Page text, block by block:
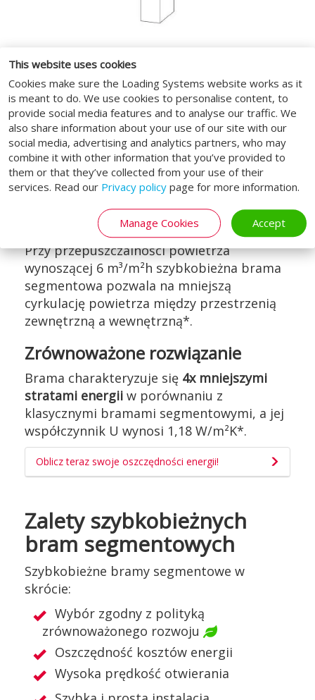
This website uses cookies
Cookies make sure the Loading Systems website works as it
is meant to do. We use cookies to personalise content, to
provide social media features and to analyse our traffic. We
also share information about your use of our site with our
social media, advertising and analytics partners, who may
combine it with other information that you’ve provided to
them or that they’ve collected from your use of their
services. Read our Privacy policy page for more information.
Manage Cookies Accept
Szybkie otwieranie i zamykanie
Przy prędkości otwierania 1,4 metra na
sekundę są do5 razy szybsze, niż
standardowe bramy segmentowe.
Umożliwia to szybszy dostęp do
sąsiadujących stref zarówno wewnątrz jak i
na zewnątrz obiektu.
Niższa cyrkulacja powietrza
Przy przepuszczalności powietrza
wynoszącej 6 m³/m²h szybkobieżna brama
segmentowa pozwala na mniejszą
cyrkulację powietrza między przestrzenią
zewnętrzną a wewnętrzną*.
Zrównoważone rozwiązanie
Brama charakteryzuje się 4x mniejszymi
stratami energii w porównaniu z
klasycznymi bramami segmentowymi, a jej
współczynnik U wynosi 1,18 W/m²K*.
Oblicz teraz swoje oszczędności energii!
Zalety szybkobieżnych
bram segmentowych
Szybkobieżne bramy segmentowe w
skrócie:
Wybór zgodny z polityką
zrównoważonego rozwoju
Oszczędność kosztów energii
Wysoka prędkość otwierania